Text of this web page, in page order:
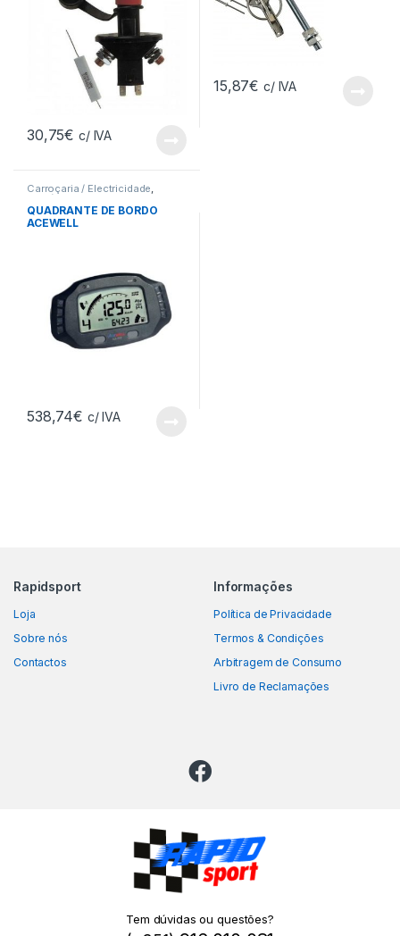
30,75€ c/ IVA
15,87€ c/ IVA
Carroçaria / Electricidade
Manómetros
QUADRANTE DE BORDO
ACEWELL
538,74€ c/ IVA
Rapidsport
Loja
Sobre nós
Contactos
Informações
Política de Privacidade
Termos & Condições
Arbitragem de Consumo
Livro de Reclamações
Tem dúvidas ou questões?